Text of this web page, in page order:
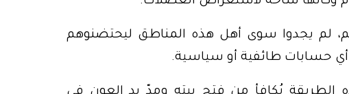
لم يجدوا سوى أهل هذه المناطق ليحتضنوهم
أي حسابات طائفية أو سياسية.